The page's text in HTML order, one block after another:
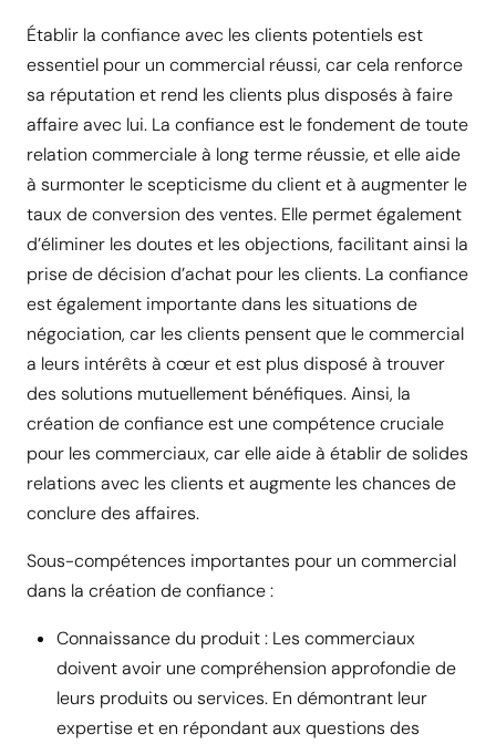
Établir la confiance avec les clients potentiels est
essentiel pour un commercial réussi, car cela renforce
sa réputation et rend les clients plus disposés à faire
affaire avec lui. La confiance est le fondement de toute
relation commerciale à long terme réussie, et elle aide
à surmonter le scepticisme du client et à augmenter le
taux de conversion des ventes. Elle permet également
d’éliminer les doutes et les objections, facilitant ainsi la
prise de décision d’achat pour les clients. La confiance
est également importante dans les situations de
négociation, car les clients pensent que le commercial
a leurs intérêts à cœur et est plus disposé à trouver
des solutions mutuellement bénéfiques. Ainsi, la
création de confiance est une compétence cruciale
pour les commerciaux, car elle aide à établir de solides
relations avec les clients et augmente les chances de
conclure des affaires.
Sous-compétences importantes pour un commercial
dans la création de confiance :
Connaissance du produit : Les commerciaux
doivent avoir une compréhension approfondie de
leurs produits ou services. En démontrant leur
expertise et en répondant aux questions des